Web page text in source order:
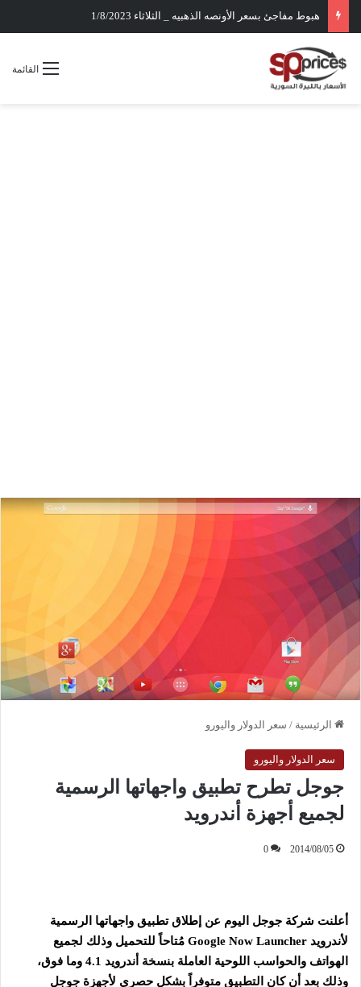
هبوط مفاجئ بسعر الأونصه الذهبيه _ الثلاثاء 1/8/2023
القائمة
الرئيسية / سعر الدولار واليورو
سعر الدولار واليورو
جوجل تطرح تطبيق واجهاتها الرسمية
لجميع أجهزة أندرويد
2014/08/05
0
أعلنت شركة جوجل اليوم عن إطلاق تطبيق واجهاتها الرسمية
لأندرويد Google Now Launcher مُتاحاً للتحميل وذلك لجميع
الهواتف والحواسب اللوحية العاملة بنسخة أندرويد 4.1 وما فوق،
وذلك بعد أن كان التطبيق متوفراً بشكل حصري لأجهزة جوجل